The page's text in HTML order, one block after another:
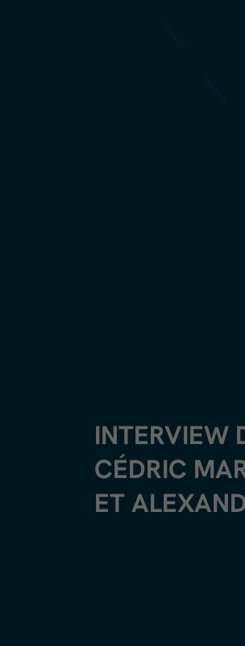
INTERVIEW
CÉDRIC
ET